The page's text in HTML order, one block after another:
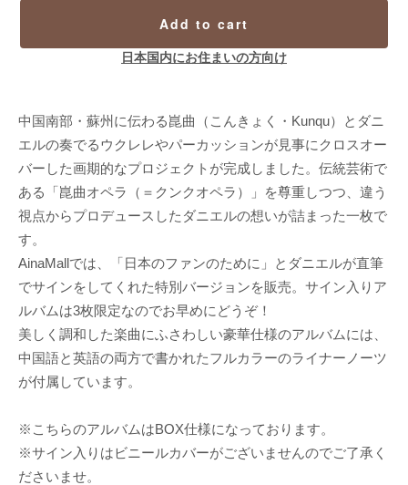
Add to cart
日本国内にお住まいの方向け
中国南部・蘇州に伝わる崑曲（こんきょく・Kunqu）とダニ
エルの奏でるウクレレやパーカッションが見事にクロスオー
バーした画期的なプロジェクトが完成しました。伝統芸術で
ある「崑曲オペラ（＝クンクオペラ）」を尊重しつつ、違う
視点からプロデュースしたダニエルの想いが詰まった一枚で
す。
AinaMallでは、「日本のファンのために」とダニエルが直筆
でサインをしてくれた特別バージョンを販売。サイン入りア
ルバムは3枚限定なのでお早めにどうぞ！
美しく調和した楽曲にふさわしい豪華仕様のアルバムには、
中国語と英語の両方で書かれたフルカラーのライナーノーツ
が付属しています。
※こちらのアルバムはBOX仕様になっております。
※サイン入りはビニールカバーがございませんのでご了承く
ださいませ。